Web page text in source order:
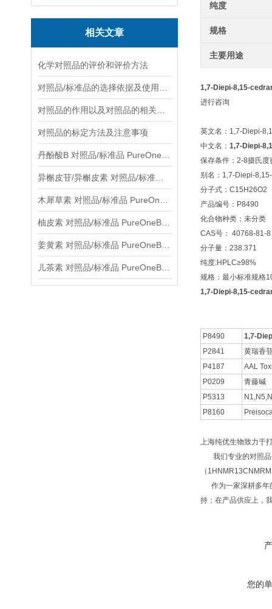
相关文章
化学对照品的评价和评价方法
对照品的标定方法及注意事项
纯度
规格
主要用途
1,7-Diepi-8,15-
进行咨询
英文名：1,7-Diepi-
中文名： 1,7-Diepi-
保存条件：2-8摄氏度
别名：1,7-Diepi-
分子式：C15H26O2
产品编号：P8490
化合物种类：未分类
CAS号： 40768-81-8
分子量：238.371
纯度:HPLC≥98%
规格：最小标准规格
1,7-Diepi-8,15-
P8490
1,7-
P2841
黄瑞香
P4187
AAL
P0209
青藤碱
P5313
P8160
上海纯优生物致力于
我们专业的对照品
（
作为一家深耕多年
持；在产品供应上，
您的